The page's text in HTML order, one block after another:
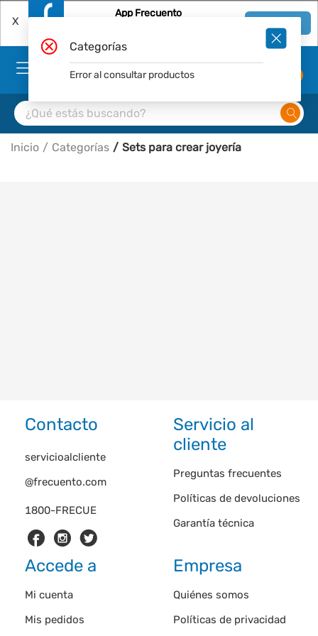
X
App Frecuento
Inicio Categorías Sets para crear joyería
Contacto
1800-FRECUE
servicioalcliente
@frecuento.com
Servicio al
cliente
Preguntas frecuentes
Políticas de devoluciones
Garantía técnica
Accede a
Mi cuenta
Mis pedidos
Empresa
Quiénes somos
Políticas de privacidad
Categorías
Error al consultar productos